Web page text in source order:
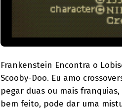
Frankenstein Encontra o
Scooby-Doo. Eu amo
pegar duas ou mais
bem feito, pode dar uma